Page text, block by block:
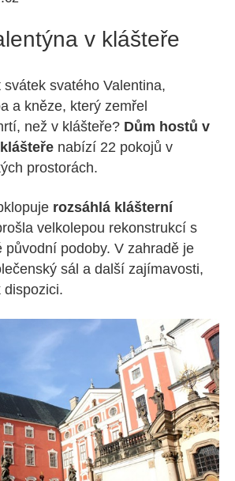
v klášteře
svatého Valentina,
a kněze, který zemřel
než v klášteře? Dům hostů v
nabízí 22 pokojů v
prostorách.
rozsáhlá klášterní
velkolepou rekonstrukcí s
původní podoby. V zahradě je
sál a další zajímavosti,
dispozici.